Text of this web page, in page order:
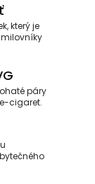
který je
páry
cigaret.